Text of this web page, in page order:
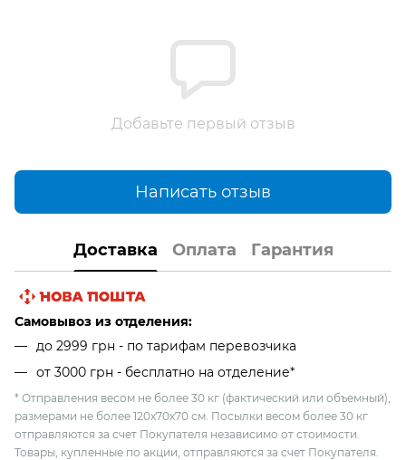
Добавьте первый отзыв
Написать отзыв
Доставка Оплата Гарантия
Самовывоз из отделения:
до 2999 грн - по тарифам перевозчика
от 3000 грн - бесплатно на отделение*
* Отправления весом не более 30 кг (фактический или объемный),
размерами не более 120х70х70 см. Посылки весом более 30 кг
отправляются за счет Покупателя независимо от стоимости.
Товары, купленные по акции, отправляются за счет Покупателя.